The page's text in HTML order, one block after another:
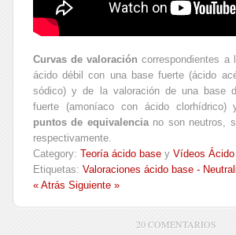
Curvas de valoración correspondientes a
ácido débil con una base fuerte (ácido
sódico) y de la valoración de una base
fuerte (amoníaco con ácido
puntos de equivalenciano son neutros,
respectivamente.
Category: Teoría ácido base y Vídeos
Etiquetas: Valoraciones ácido base -
« Atrás Siguiente »
20 COMENTARIOS